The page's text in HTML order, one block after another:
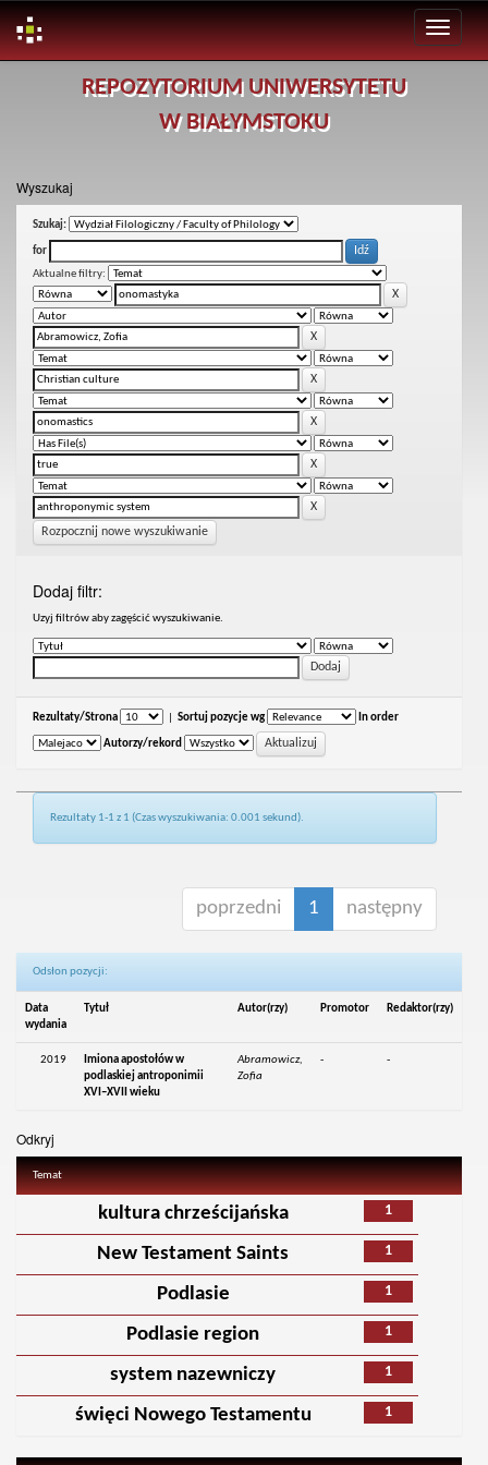
REPOZYTORIUM UNIWERSYTETU
W BIAŁYMSTOKU
Wyszukaj
Szukaj:
for
Aktualne filtry:
Rozpocznij nowe wyszukiwanie
Dodaj filtr:
Uzyj filtrów aby zagęścić wyszukiwanie.
Rezultaty/Strona Sortuj pozycje wg In order
Autorzy/rekord
Rezultaty 1-1 z 1 (Czas wyszukiwania: 0.001 sekund).
poprzedni 1 następny
Odsłon pozycji:
Data
wydania
Tytuł Autor(rzy) Promotor Redaktor(rzy)
2019
Imiona apostołów w
podlaskiej antroponimii
XVI–XVII wieku
Abramowicz,
Zofia
- -
Odkryj
Temat
1
kultura chrześcijańska
1
New Testament Saints
1
Podlasie
1
Podlasie region
1
system nazewniczy
1
święci Nowego Testamentu